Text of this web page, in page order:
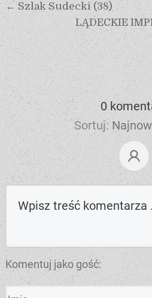
← Szlak Sudecki (38)
LĄDECKIE
0
Sortuj:
Komentuj jako gość: